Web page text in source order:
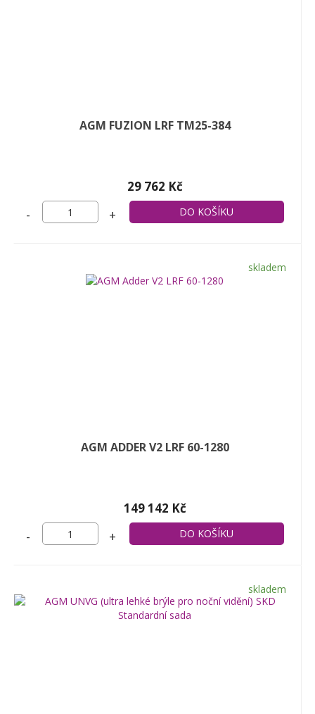
AGM FUZION LRF TM25-384
29 762 Kč
- +
skladem
AGM ADDER V2 LRF 60-1280
149 142 Kč
- +
skladem